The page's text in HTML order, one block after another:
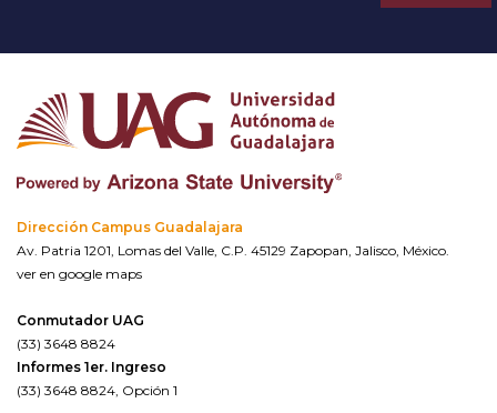
Dirección Campus Guadalajara
Av. Patria 1201, Lomas del Valle, C.P. 45129 Zapopan, Jalisco, México.
ver en google maps
Conmutador UAG
(33) 3648 8824
Informes 1er. Ingreso
(33) 3648 8824, Opción 1